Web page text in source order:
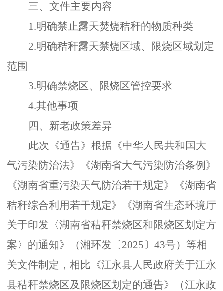
三、 文件主要内容
1.明确禁止露天焚烧秸秆的物质种类
2.明确秸秆露天禁烧区域、限烧区域划定
范围
3.明确禁烧区、限烧区管控要求
4.其他事项
四、 新老政策差异
此次《通告》根据《中华人民共和国大
气污染防治法》《湖南省大气污染防治条例》
《湖南省重污染天气防治若干规定》《湖南省
秸秆综合利用若干规定》
《湖南省生态环境厅
关于印发〈湖南省秸秆禁烧区和限烧区划定方
案〉的通知》（湘环发〔2025〕43号） 等相
关文件制定，相比《江永县人民政府关于江永
县秸秆禁烧区及限烧区划定的通告》（江永政